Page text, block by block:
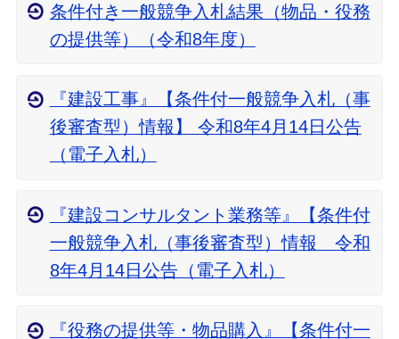
条件付き一般競争入札結果（物品・役務
の提供等）（令和8年度）
『建設工事』【条件付一般競争入札（事
後審査型）情報】 令和8年4月14日公告
（電子入札）
『建設コンサルタント業務等』【条件付
一般競争入札（事後審査型）情報 令和
8年4月14日公告（電子入札）
『役務の提供等・物品購入』【条件付一